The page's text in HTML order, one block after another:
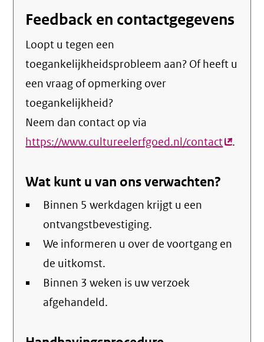
Feedback en contactgegevens
Loopt u tegen een
toegankelijkheidsprobleem aan? Of heeft u
een vraag of opmerking over
toegankelijkheid?
Neem dan contact op via
https://www.cultureelerfgoed.nl/contact(externe
.
Wat kunt u van ons verwachten?
Binnen 5 werkdagen krijgt u een
ontvangstbevestiging.
We informeren u over de voortgang en
de uitkomst.
Binnen 3 weken is uw verzoek
afgehandeld.